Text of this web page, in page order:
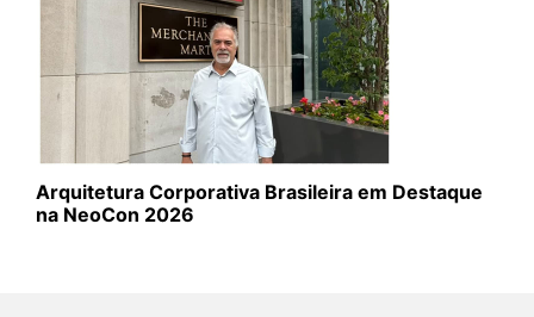
Arquitetura Corporativa Brasileira em Destaque
na NeoCon 2026